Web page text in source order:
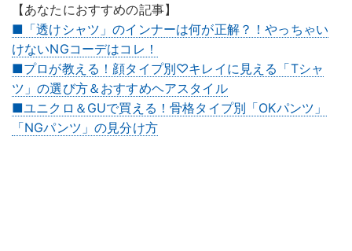
【あなたにおすすめの記事】
■「透けシャツ」のインナーは何が正解？！やっちゃい
けないNGコーデはコレ！
■プロが教える！顔タイプ別♡キレイに見える「Tシャ
ツ」の選び方＆おすすめヘアスタイル
■ユニクロ＆GUで買える！骨格タイプ別「OKパンツ」
「NGパンツ」の見分け方